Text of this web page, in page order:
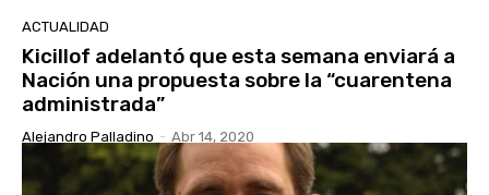
ACTUALIDAD
Kicillof adelantó que esta semana enviará a
Nación una propuesta sobre la “cuarentena
administrada”
Alejandro Palladino - Abr 14, 2020